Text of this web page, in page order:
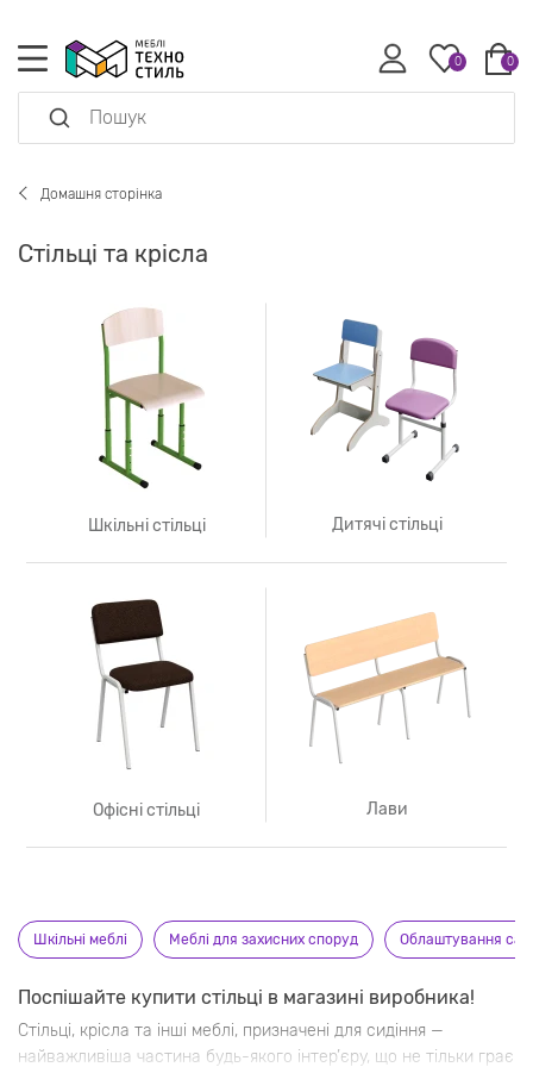
0 0
Домашня сторінка
Стільці та крісла
Шкільні стільці Дитячі стільці
Офісні стільці Лави
Шкільні меблі Меблі для захисних споруд Облаштування
Поспішайте купити стільці в магазині виробника!
Стільці, крісла та інші меблі, призначені для сидіння —
найважливіша частина будь-якого інтер’єру, що не тільки грає